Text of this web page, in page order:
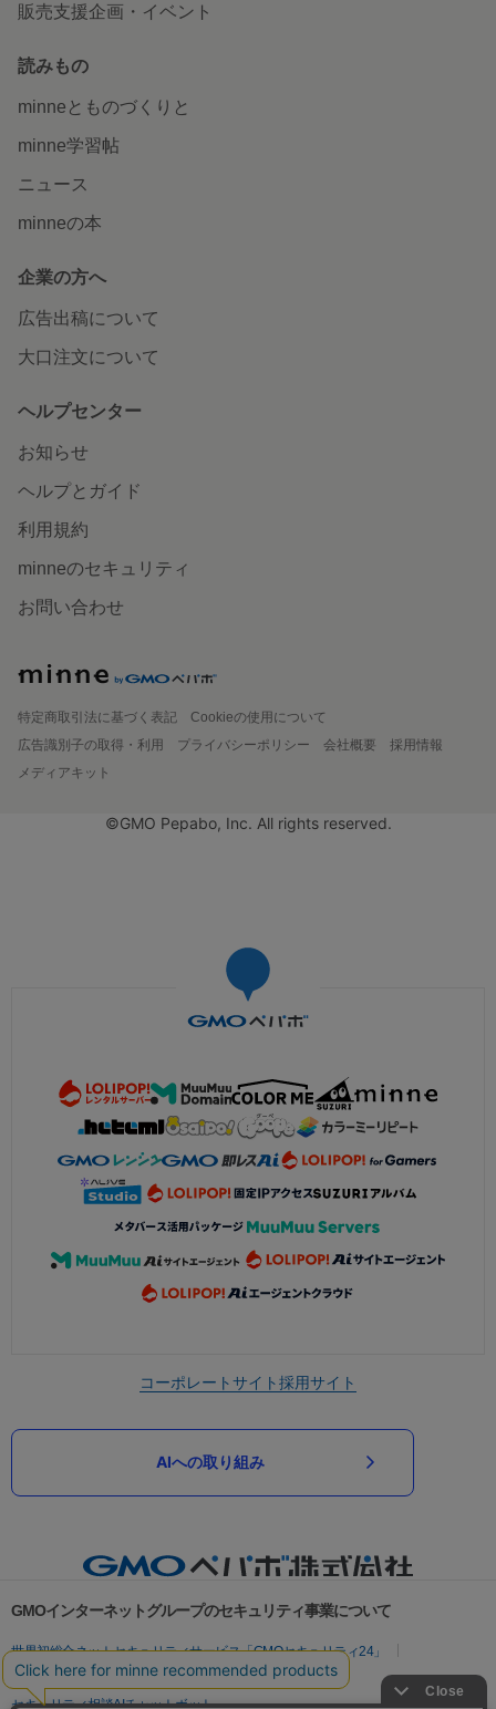
販売支援企画・イベント
読みもの
minneとものづくりと
minne学習帖
ニュース
minneの本
企業の方へ
広告出稿について
大口注文について
ヘルプセンター
お知らせ
ヘルプとガイド
利用規約
minneのセキュリティ
お問い合わせ
特定商取引法に基づく表記
Cookieの使用について
広告識別子の取得・利用
プライバシーポリシー 会社概要
採用情報
メディアキット
©GMO Pepabo, Inc. All rights reserved.
コーポレートサイト採用サイト
AIへの取り組み
GMOインターネットグループのセキュリティ事業について
世界初総合ネットセキュリティサービス「GMOセキュリティ24」
パスワード漏洩診断
Webサイトリスク診断
セキュリティ相談AIチャットボット